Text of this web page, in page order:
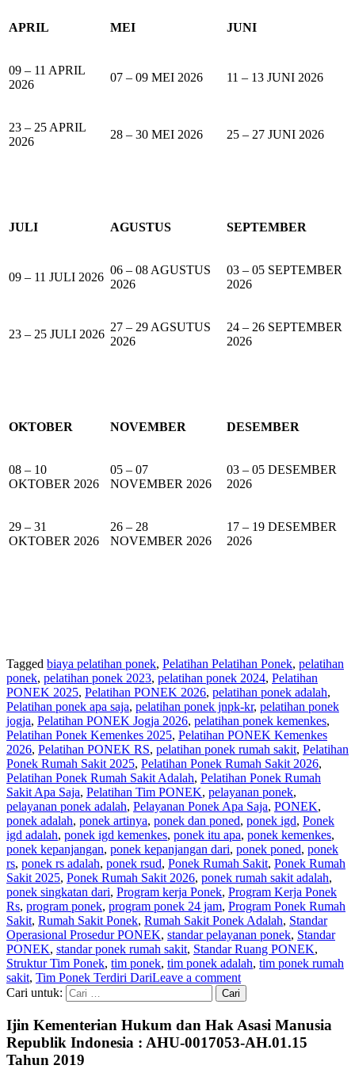
APRIL MEI JUNI
09 – 11 APRIL
2026
07 – 09 MEI 2026 11 – 13 JUNI 2026
23 – 25 APRIL
2026
28 – 30 MEI 2026 25 – 27 JUNI 2026
JULI AGUSTUS SEPTEMBER
09 – 11 JULI 2026
06 – 08 AGUSTUS
2026
03 – 05 SEPTEMBER
2026
23 – 25 JULI 2026
27 – 29 AGSUTUS
2026
24 – 26 SEPTEMBER
2026
OKTOBER NOVEMBER DESEMBER
08 – 10
OKTOBER 2026
05 – 07
NOVEMBER 2026
03 – 05 DESEMBER
2026
29 – 31
OKTOBER 2026
26 – 28
NOVEMBER 2026
17 – 19 DESEMBER
2026
Tagged biaya pelatihan ponek, Pelatihan Pelatihan Ponek, pelatihan
ponek, pelatihan ponek 2023, pelatihan ponek 2024, Pelatihan
PONEK 2025, Pelatihan PONEK 2026, pelatihan ponek adalah,
Pelatihan ponek apa saja, pelatihan ponek jnpk-kr, pelatihan ponek
jogja, Pelatihan PONEK Jogja 2026, pelatihan ponek kemenkes,
Pelatihan Ponek Kemenkes 2025, Pelatihan PONEK Kemenkes
2026, Pelatihan PONEK RS, pelatihan ponek rumah sakit, Pelatihan
Ponek Rumah Sakit 2025, Pelatihan Ponek Rumah Sakit 2026,
Pelatihan Ponek Rumah Sakit Adalah, Pelatihan Ponek Rumah
Sakit Apa Saja, Pelatihan Tim PONEK, pelayanan ponek,
pelayanan ponek adalah, Pelayanan Ponek Apa Saja, PONEK,
ponek adalah, ponek artinya, ponek dan poned, ponek igd, Ponek
igd adalah, ponek igd kemenkes, ponek itu apa, ponek kemenkes,
ponek kepanjangan, ponek kepanjangan dari, ponek poned, ponek
rs, ponek rs adalah, ponek rsud, Ponek Rumah Sakit, Ponek Rumah
Sakit 2025, Ponek Rumah Sakit 2026, ponek rumah sakit adalah,
ponek singkatan dari, Program kerja Ponek, Program Kerja Ponek
Rs, program ponek, program ponek 24 jam, Program Ponek Rumah
Sakit, Rumah Sakit Ponek, Rumah Sakit Ponek Adalah, Standar
Operasional Prosedur PONEK, standar pelayanan ponek, Standar
PONEK, standar ponek rumah sakit, Standar Ruang PONEK,
Struktur Tim Ponek, tim ponek, tim ponek adalah, tim ponek rumah
sakit, Tim Ponek Terdiri DariLeave a comment
Cari untuk:
Ijin Kementerian Hukum dan Hak Asasi Manusia
Republik Indonesia : AHU-0017053-AH.01.15
Tahun 2019